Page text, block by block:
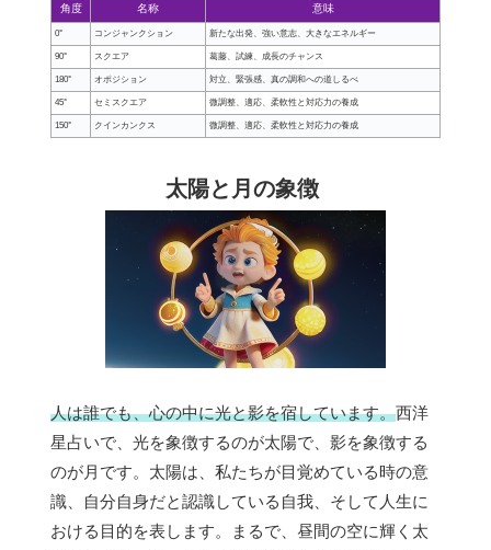
角度 名称 意味
0° コンジャンクション 新たな出発、強い意志、大きなエネルギー
90° スクエア 葛藤、試練、成長のチャンス
180° オポジション 対立、緊張感、真の調和への道しるべ
45° セミスクエア 微調整、適応、柔軟性と対応力の養成
150° クインカンクス 微調整、適応、柔軟性と対応力の養成
太陽と月の象徴
人は誰でも、心の中に光と影を宿しています。西洋
星占いで、光を象徴するのが太陽で、影を象徴する
のが月です。太陽は、私たちが目覚めている時の意
識、自分自身だと認識している自我、そして人生に
おける目的を表します。まるで、昼間の空に輝く太